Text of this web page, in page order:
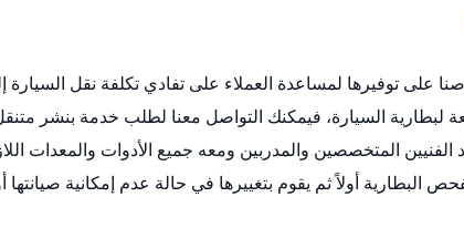
على توفيرها لمساعدة العملاء على تفادي تكلفة نقل السيارة
السيارة، فيمكنك التواصل معنا لطلب خدمة بنشر
المتخصصين والمدربين ومعه جميع الأدوات والمعدات
أولاً ثم يقوم بتغييرها في حالة عدم إمكانية صيانتها